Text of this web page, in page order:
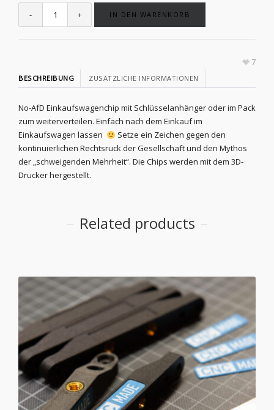
IN DEN WARENKORB
7
BESCHREIBUNG ZUSÄTZLICHE INFORMATIONEN
No-AfD Einkaufswagenchip mit Schlüsselanhänger oder im Pack
zum weiterverteilen. Einfach nach dem Einkauf im
Einkaufswagen lassen
Setze ein Zeichen gegen den
kontinuierlichen Rechtsruck der Gesellschaft und den Mythos
der „schweigenden Mehrheit“. Die Chips werden mit dem 3D-
Drucker hergestellt.
Related products